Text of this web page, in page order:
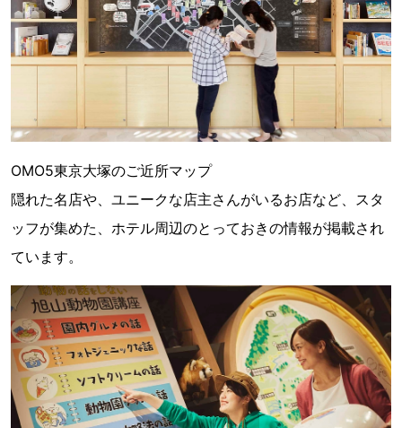
OMO5東京大塚のご近所マップ
隠れた名店や、ユニークな店主さんがいるお店など、スタ
ッフが集めた、ホテル周辺のとっておきの情報が掲載され
ています。